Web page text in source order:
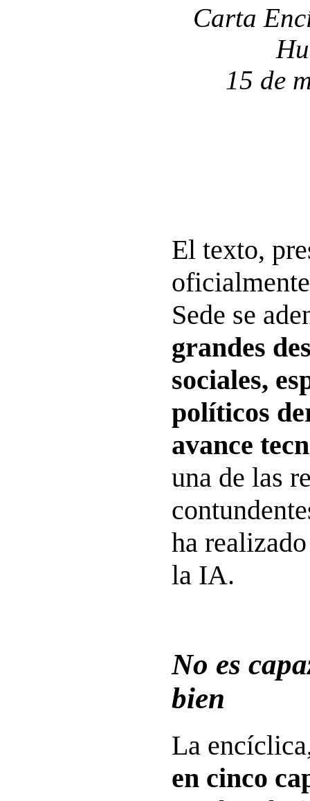
Carta
15 de
El texto,
Sede se
grandes
sociales,
políticos
avance
una de las
ha
la IA.
No es
bien
La
en cinco